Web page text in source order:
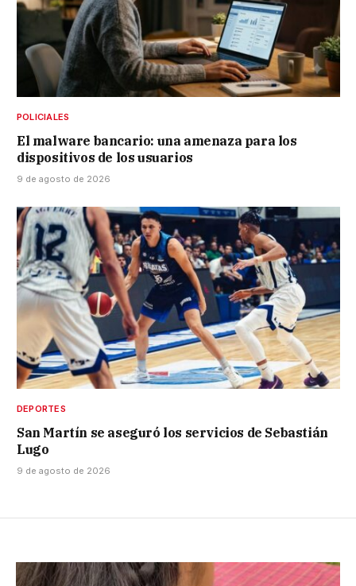
POLICIALES
El malware bancario: una amenaza para los
dispositivos de los usuarios
9 de agosto de 2026
DEPORTES
San Martín se aseguró los servicios de Sebastián
Lugo
9 de agosto de 2026